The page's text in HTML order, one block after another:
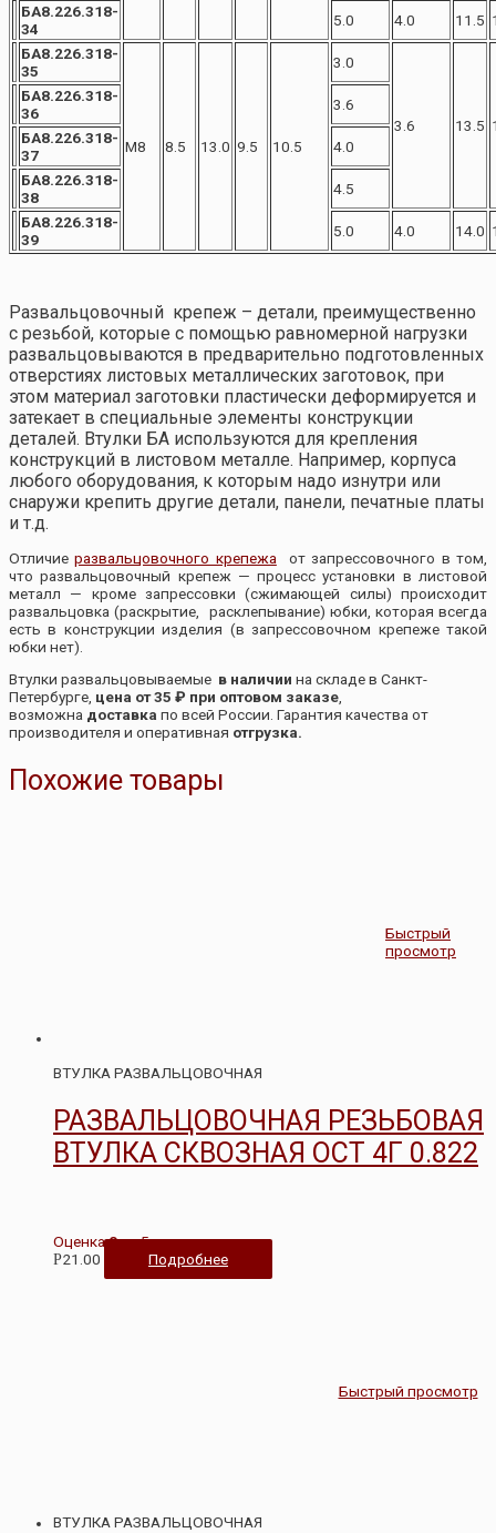
БА8.226.318-
34
5.0 4.0 11.5
БА8.226.318-
35
М8 8.5 13.0 9.5 10.5
3.0
3.6 13.5
БА8.226.318-
36
3.6
БА8.226.318-
37
4.0
БА8.226.318-
38
4.5
БА8.226.318-
39
5.0 4.0 14.0
Развальцовочный крепеж – детали, преимущественно
с резьбой, которые с помощью равномерной нагрузки
развальцовываются в предварительно подготовленных
отверстиях листовых металлических заготовок, при
этом материал заготовки пластически деформируется и
затекает в специальные элементы конструкции
деталей. Втулки БА используются для крепления
конструкций в листовом металле. Например, корпуса
любого оборудования, к которым надо изнутри или
снаружи крепить другие детали, панели, печатные платы
и т.д.
Отличиеразвальцовочного крепежа от запрессовочного в том,
что развальцовочный крепеж — процесс установки в листовой
металл — кроме запрессовки (сжимающей силы) происходит
развальцовка (раскрытие, расклепывание) юбки, которая всегда
есть в конструкции изделия (в запрессовочном крепеже такой
юбки нет).
Втулки развальцовываемые в наличии на складе в Санкт-
Петербурге, цена от 35 ₽ при оптовом заказе,
возможна доставка по всей России. Гарантия качества от
производителя и оперативная отгрузка.
Похожие товары
Быстрый
просмотр
ВТУЛКА РАЗВАЛЬЦОВОЧНАЯ
РАЗВАЛЬЦОВОЧНАЯ РЕЗЬБОВАЯ
ВТУЛКА СКВОЗНАЯ ОСТ 4Г 0.822
Оценка0из 5
Р21.00 Подробнее
Быстрый просмотр
ВТУЛКА РАЗВАЛЬЦОВОЧНАЯ